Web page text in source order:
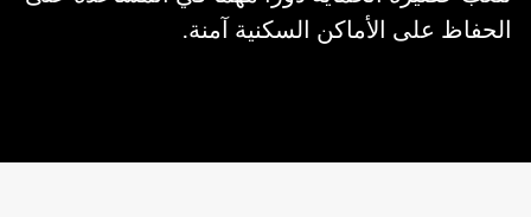
الحفاظ على الأماكن السكنية آمنة.